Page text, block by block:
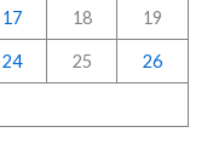
17 18 19
24 25 26